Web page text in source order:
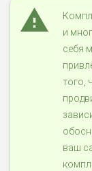
РИСКИ:
БЮДЖЕТ:
и
себя
того,
ваш